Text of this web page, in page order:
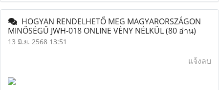
HOGYAN RENDELHETŐ MEG MAGYARORSZÁGON
MINŐSÉGŰ JWH-018 ONLINE VÉNY NÉLKÜL(80 อ่าน)
13 มิ.ย. 2568 13:51
แจ้งลบ